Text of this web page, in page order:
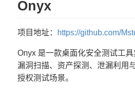
Onyx
项目地址： https://github.com/
Onyx 是一款桌面化安全测试工具
漏洞扫描、资产探测、泄漏利用
授权测试场景。